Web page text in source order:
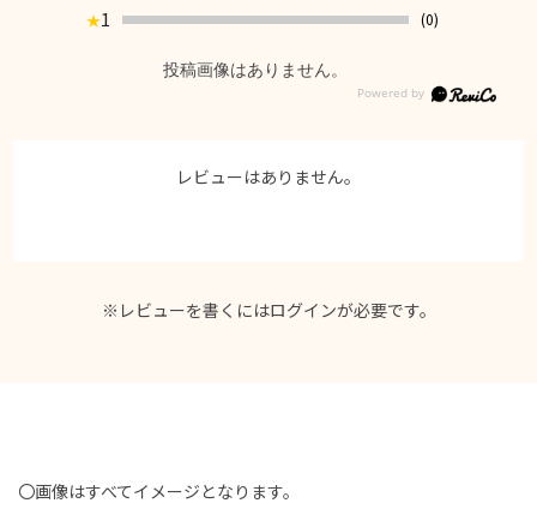
★1 (0)
投稿画像はありません。
レビューはありません。
※レビューを書くにはログインが必要です。
〇画像はすべてイメージとなります。